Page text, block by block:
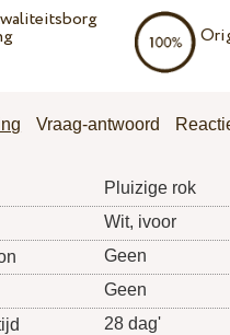
Vraag-antwoord
Pluizige rok
Wit, ivoor
Geen
Geen
28 dag'